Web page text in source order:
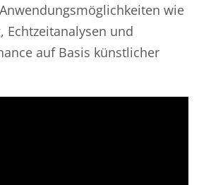
wie
Echtzeitanalysen und
auf Basis künstlicher